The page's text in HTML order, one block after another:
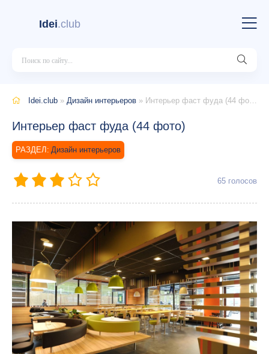
Idei.club
Idei.club » Дизайн интерьеров » Интерьер фаст фуда (44 фото)
Интерьер фаст фуда (44 фото)
Дизайн интерьеров
65 голосов